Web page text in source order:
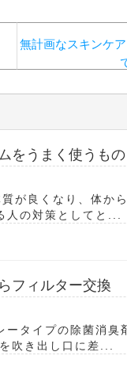
無計画なスキンケ
をうまく使うもの
が良くなり、体か
人の対策としてと...
フィルター交換
タイプの除菌消臭
吹き出し口に差...